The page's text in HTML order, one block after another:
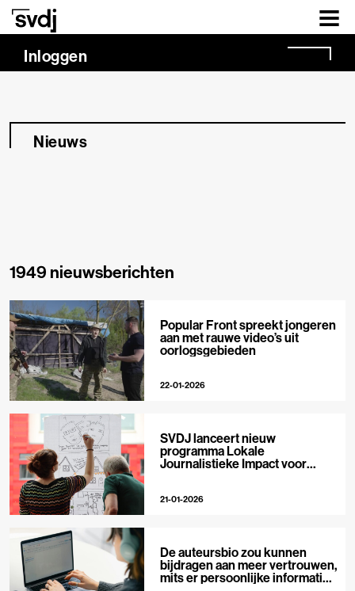
Naar hoofdinhoud
Inloggen
Nieuws
1949 nieuwsberichten
Popular Front spreekt jongeren
aan met rauwe video’s uit
oorlogsgebieden
22-01-2026
SVDJ lanceert nieuw
programma Lokale
Journalistieke Impact voor
21-01-2026
De auteursbio zou kunnen
bijdragen aan meer vertrouwen,
mits er persoonlijke informatie